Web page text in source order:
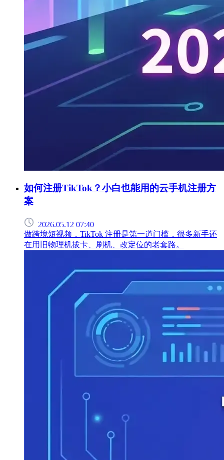
如何注册TikTok？小白也能用的云手机注册方
案
2026.05.12 07:40
做跨境短视频，TikTok 注册是第一道门槛，很多新手还
在用旧物理机拔卡、刷机、改定位的老套路。